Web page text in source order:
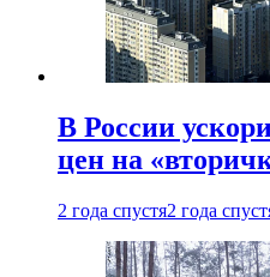
В России
цен на
2 года спустя2 года